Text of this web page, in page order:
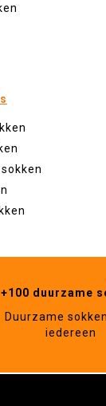
+100 duurzame
Duurzame
iedereen